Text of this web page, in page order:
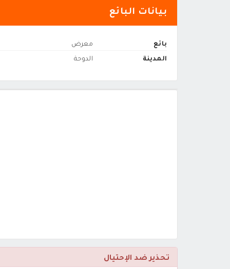
بيانات البائع
بائع
معرض
المدينة
الدوحة
تحذير ضد الإحتيال